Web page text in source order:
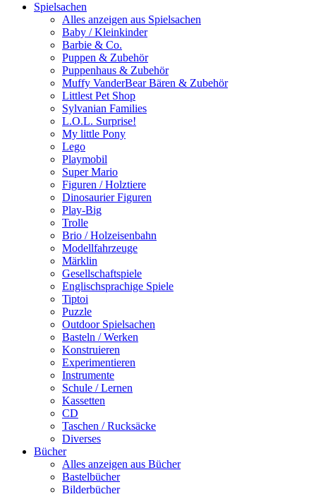
Spielsachen
Alles anzeigen aus Spielsachen
Baby / Kleinkinder
Barbie & Co.
Puppen & Zubehör
Puppenhaus & Zubehör
Muffy VanderBear Bären & Zubehör
Littlest Pet Shop
Sylvanian Families
L.O.L. Surprise!
My little Pony
Lego
Playmobil
Super Mario
Figuren / Holztiere
Dinosaurier Figuren
Play-Big
Trolle
Brio / Holzeisenbahn
Modellfahrzeuge
Märklin
Gesellschaftspiele
Englischsprachige Spiele
Tiptoi
Puzzle
Outdoor Spielsachen
Basteln / Werken
Konstruieren
Experimentieren
Instrumente
Schule / Lernen
Kassetten
CD
Taschen / Rucksäcke
Diverses
Bücher
Alles anzeigen aus Bücher
Bastelbücher
Bilderbücher